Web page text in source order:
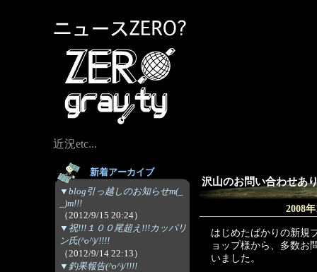
近況etc...
新着アーカイブ
▼blog引っ越しのお知らせm(_
_)m!!!
（2012/9/15 20:24）
▼祝!!!１００尾超え!!!カッパリ
ン氏(^o^)/!!!!
（2012/9/14 22:13）
▼釣果報告(^o^)/!!!!
沢山のお問い合わせあ
2008
はじめたばかりの新規
ョップ様から、多数お
いました。